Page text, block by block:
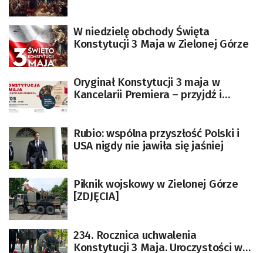
W niedzielę obchody Święta
Konstytucji 3 Maja w Zielonej Górze
Oryginał Konstytucji 3 maja w
Kancelarii Premiera – przyjdź i
Rubio: wspólna przyszłość Polski i
USA nigdy nie jawiła się jaśniej
Piknik wojskowy w Zielonej Górze
[ZDJĘCIA]
234. Rocznica uchwalenia
Konstytucji 3 Maja. Uroczystości w